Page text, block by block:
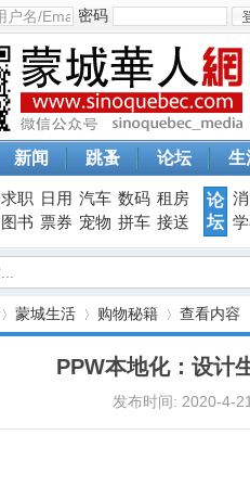
密码
新闻 跳蚤 论坛 生
求职 日用 汽车 数码 租房
图书 票券 宠物 拼车 接送
论
坛
蒙城生活 购物秘籍
›
查看内容
PPW本地化：设计
发布时间: 2020-4-